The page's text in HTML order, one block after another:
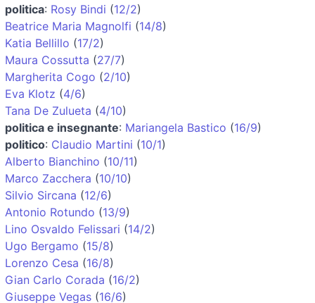
politica: Rosy Bindi (12/2)
Beatrice Maria Magnolfi (14/8)
Katia Bellillo (17/2)
Maura Cossutta (27/7)
Margherita Cogo (2/10)
Eva Klotz (4/6)
Tana De Zulueta (4/10)
politica e insegnante: Mariangela Bastico (16/9)
politico: Claudio Martini (10/1)
Alberto Bianchino (10/11)
Marco Zacchera (10/10)
Silvio Sircana (12/6)
Antonio Rotundo (13/9)
Lino Osvaldo Felissari (14/2)
Ugo Bergamo (15/8)
Lorenzo Cesa (16/8)
Gian Carlo Corada (16/2)
Giuseppe Vegas (16/6)